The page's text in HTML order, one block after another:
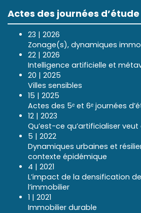
Actes des journées d’étude
23 | 2026
Zonage(s), dynamiques
22 | 2026
Intelligence artificielle et
20 | 2025
Villes sensibles
15 | 2025
Actes des 5ᵉ et 6ᵉ journées
12 | 2023
Qu’est-ce qu’artificialiser veut
5 | 2022
Dynamiques urbaines et
contexte épidémique
4 | 2021
L’impact de la densification
l’immobilier
1 | 2021
Immobilier durable